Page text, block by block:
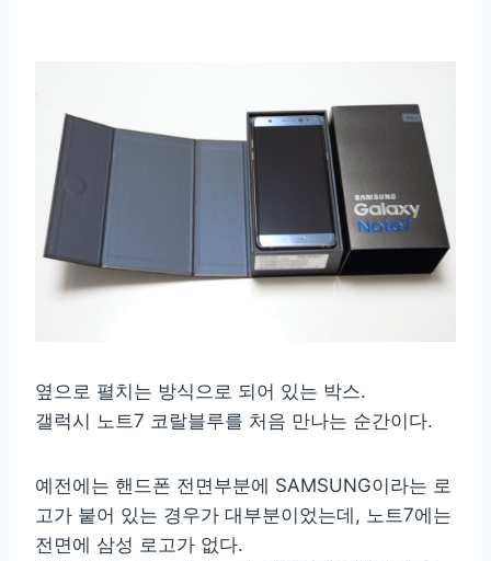
옆으로 펼치는 방식으로 되어 있는 박스.
갤럭시 노트7 코랄블루를 처음 만나는 순간이다.
예전에는 핸드폰 전면부분에 SAMSUNG이라는 로
고가 붙어 있는 경우가 대부분이었는데, 노트7에는
전면에 삼성 로고가 없다.